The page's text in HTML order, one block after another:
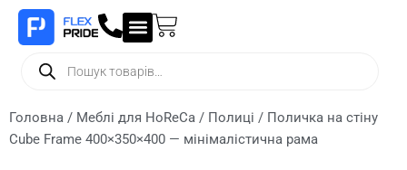
Головна / Меблі для HoReCa / Полиці / Поличка на стіну
Сube Frame 400×350×400 — мінімалістична рама